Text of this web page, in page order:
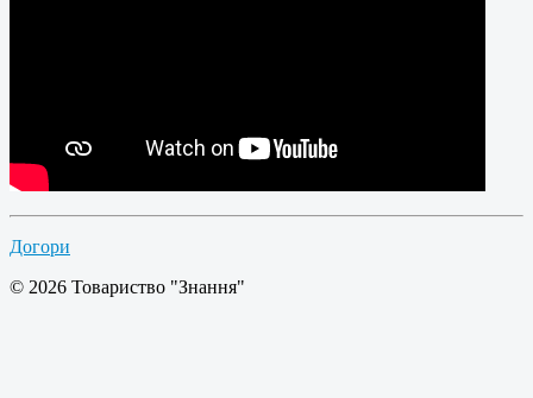
Догори
© 2026 Товариство "Знання"